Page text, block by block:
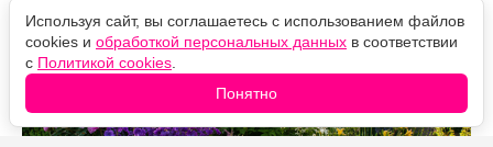
Используя сайт, вы соглашаетесь с использованием файлов
cookies и обработкой персональных данных в соответствии
с Политикой cookies
Понятно